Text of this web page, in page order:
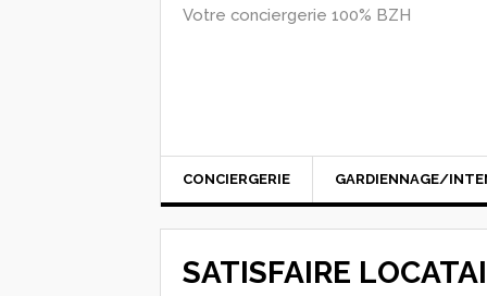
Votre conciergerie 100% BZH
CONCIERGERIE GARDIENNAGE/
SATISFAIRE